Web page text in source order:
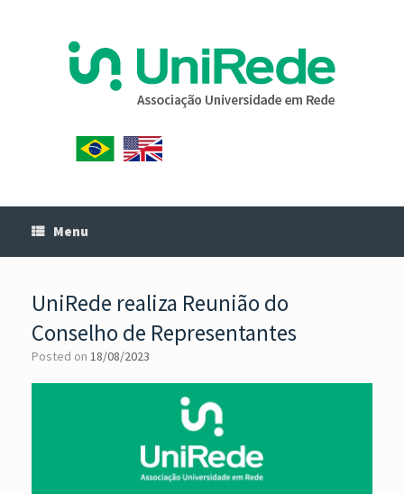
Menu
UniRede realiza Reunião do
Conselho de Representantes
Posted on 18/08/2023